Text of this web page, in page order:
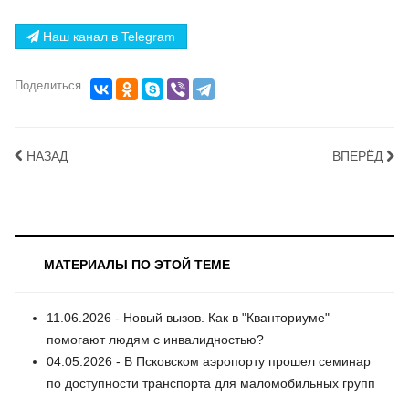
Наш канал в Telegram
Поделиться
НАЗАД ВПЕРЁД
МАТЕРИАЛЫ ПО ЭТОЙ ТЕМЕ
11.06.2026 - Новый вызов. Как в "Кванториуме"
помогают людям с инвалидностью?
04.05.2026 - В Псковском аэропорту прошел семинар
по доступности транспорта для маломобильных групп